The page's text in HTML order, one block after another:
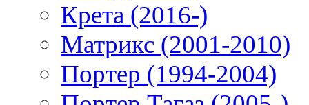
Крета (2016-)
Матрикс (2001-2010)
Портер (1994-2004)